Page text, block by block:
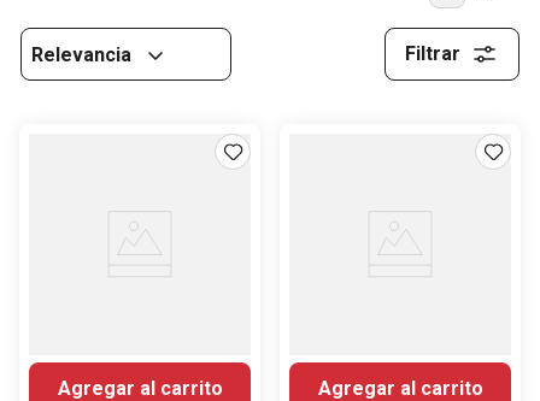
Relevancia Filtrar
Agregar al carrito Agregar al carrito